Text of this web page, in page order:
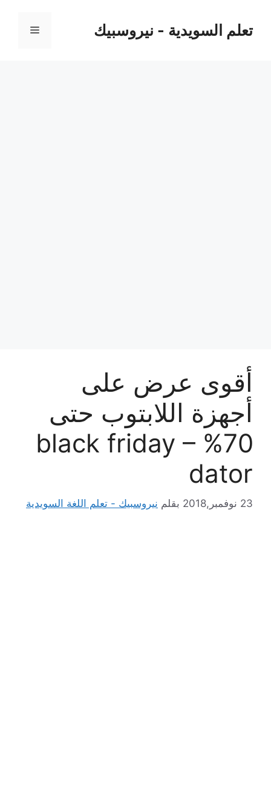
المحتوىتعلم السويدية - نيروسبيك القائمة
أقوى عرض على
أجهزة اللابتوب حتى
70% – black friday
dator
23 نوفمبر,2018 بقلم نيروسبيك - تعلم اللغة السويدية